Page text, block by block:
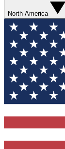
North America